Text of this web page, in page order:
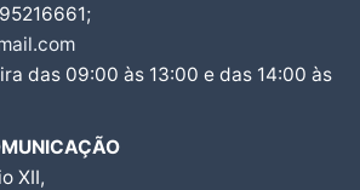
das 09:00 às 13:00 e das 14:00 às
XII,